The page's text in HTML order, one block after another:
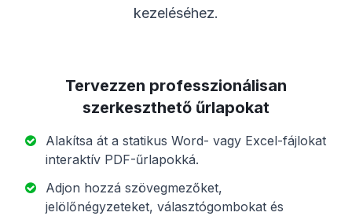
kezeléséhez.
Tervezzen professzionálisan
szerkeszthető űrlapokat
Alakítsa át a statikus Word- vagy Excel-fájlokat
interaktív PDF-űrlapokká.
Adjon hozzá szövegmezőket,
jelölőnégyzeteket, választógombokat és